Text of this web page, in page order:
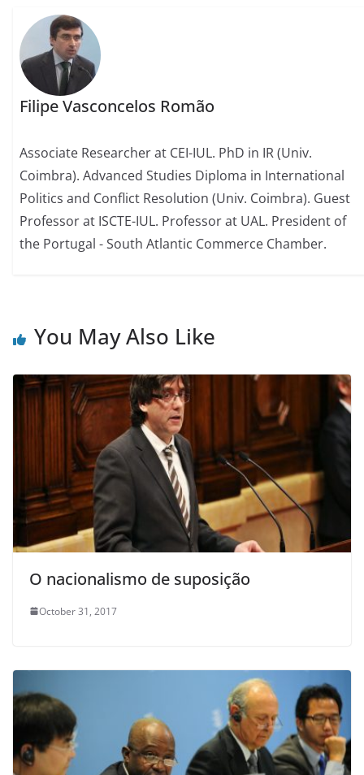
Filipe Vasconcelos Romão
Associate Researcher at CEI-IUL. PhD in IR (Univ.
Coimbra). Advanced Studies Diploma in International
Politics and Conflict Resolution (Univ. Coimbra). Guest
Professor at ISCTE-IUL. Professor at UAL. President of
the Portugal - South Atlantic Commerce Chamber.
You May Also Like
O nacionalismo de suposição
October 31, 2017